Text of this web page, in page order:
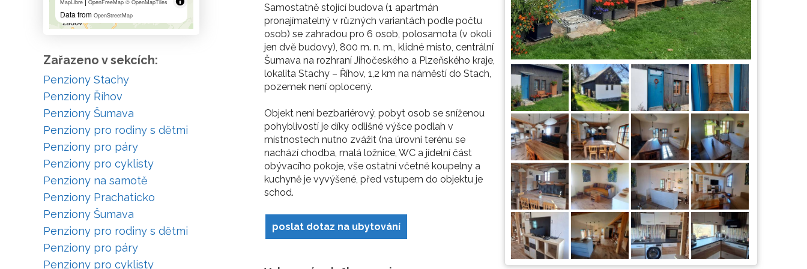
Samostatně stojící budova (1 apartmán
pronajímatelný v různých variantách podle počtu
osob) se zahradou pro 6 osob, polosamota (v okolí
jen dvě budovy), 800 m. n. m., klidné místo, centrální
Šumava na rozhraní Jihočeského a Plzeňského kraje,
lokalita Stachy – Říhov, 1,2 km na náměstí do Stach,
pozemek není oplocený.
Objekt není bezbariérový, pobyt osob se sníženou
pohyblivostí je díky odlišné výšce podlah v
místnostech nutno zvážit (na úrovni terénu se
nachází chodba, malá ložnice, WC a jídelní část
obývacího pokoje, vše ostatní včetně koupelny a
kuchyně je vyvýšené, před vstupem do objektu je
schod.
poslat dotaz na ubytování
MapLibre OpenFreeMap © OpenMapTiles
Data from OpenStreetMap
Zařazeno v sekcích:
Penziony Stachy
Penziony Říhov
Penziony Šumava
Penziony pro rodiny s dětmi
Penziony pro páry
Penziony pro cyklisty
Penziony na samotě
Penziony Prachaticko
Penziony Šumava
Penziony pro rodiny s dětmi
Penziony pro páry
Penziony pro cyklisty